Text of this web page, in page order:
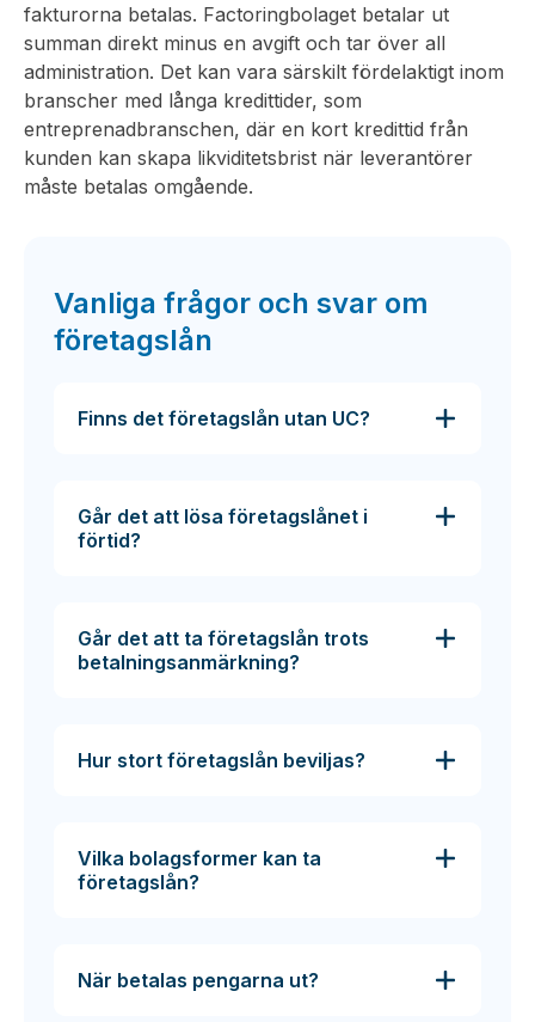
fakturorna betalas. Factoringbolaget betalar ut
summan direkt minus en avgift och tar över all
administration. Det kan vara särskilt fördelaktigt inom
branscher med långa kredittider, som
entreprenadbranschen, där en kort kredittid från
kunden kan skapa likviditetsbrist när leverantörer
måste betalas omgående.
Vanliga frågor och svar om
företagslån
Finns det företagslån utan UC?
Går det att lösa företagslånet i
förtid?
Går det att ta företagslån trots
betalningsanmärkning?
Hur stort företagslån beviljas?
Vilka bolagsformer kan ta
företagslån?
När betalas pengarna ut?